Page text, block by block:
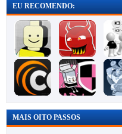
EU RECOMENDO:
MAIS OITO PASSOS